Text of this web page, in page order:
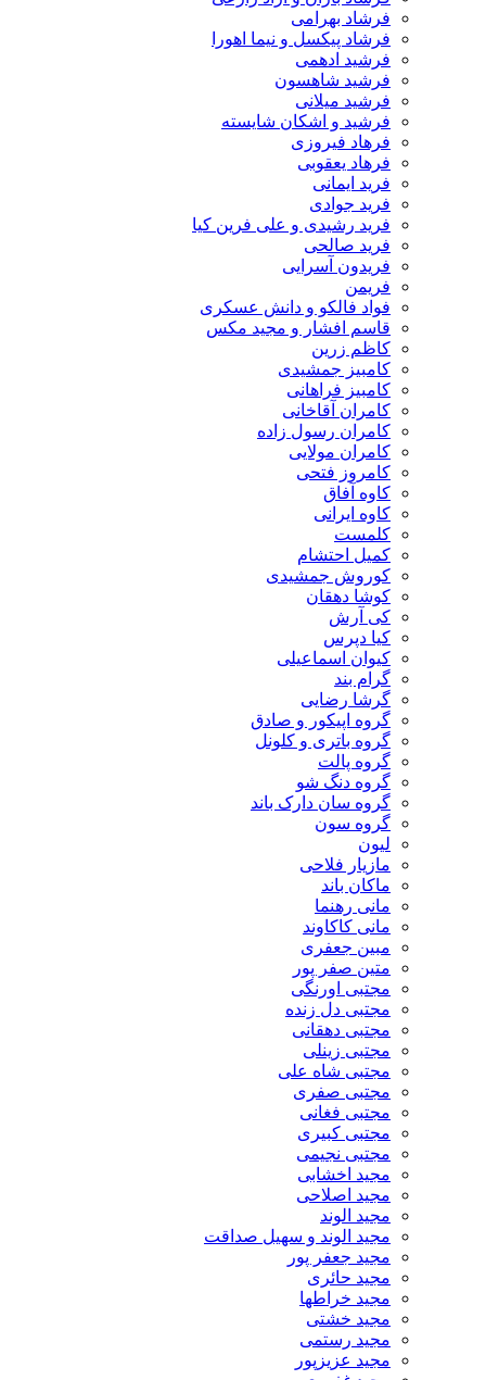
فرشاد بهرامی
فرشاد پیکسل و نیما اهورا
فرشید ادهمی
فرشید شاهسون
فرشید میلانی
فرشید و اشکان شایسته
فرهاد فیروزی
فرهاد یعقوبی
فرید ایمانی
فرید جوادی
فرید رشیدی و علی فرین کیا
فرید صالحی
فریدون آسرایی
فریمن
فواد فالکو و دانش عسکری
قاسم افشار و مجید مکس
کاظم زرین
کامبیز جمشیدی
کامبیز فراهانی
کامران آقاخانی
کامران رسول زاده
کامران مولایی
کامروز فتحی
کاوه آفاق
کاوه ایرانی
کلمست
کمیل احتشام
کوروش جمشیدی
کوشا دهقان
کی آرش
کیا دپرس
کیوان اسماعیلی
گرام بند
گرشا رضایی
گروه اپیکور و صادق
گروه باتری و کلونل
گروه پالت
گروه دنگ شو
گروه سان دارک باند
گروه سون
لیون
مازیار فلاحی
ماکان باند
مانی رهنما
مانی کاکاوند
مبین جعفری
متین صفر پور
مجتبی اورنگی
مجتبی دل زنده
مجتبی دهقانی
مجتبی زینلی
مجتبی شاه علی
مجتبی صفری
مجتبی فغانی
مجتبی کبیری
مجتبی نجیمی
مجید اخشابی
مجید اصلاحی
مجید الوند‎
مجید الوند و سهیل صداقت
مجید جعفر پور
مجید حائری
مجید خراطها
مجید خشتی
مجید رستمی
مجید عزیزپور